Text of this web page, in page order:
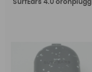
SurfEars 4.0 öronplugg